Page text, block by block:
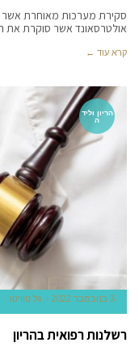
סקירת מערכות מאוחרת אשר
אולטרסאונד אשר סוקרת את
קרא עוד ←
הריון וליד
ה
3 בנובמבר 2022 גל טוויטו
רשלנות רפואית בהריון